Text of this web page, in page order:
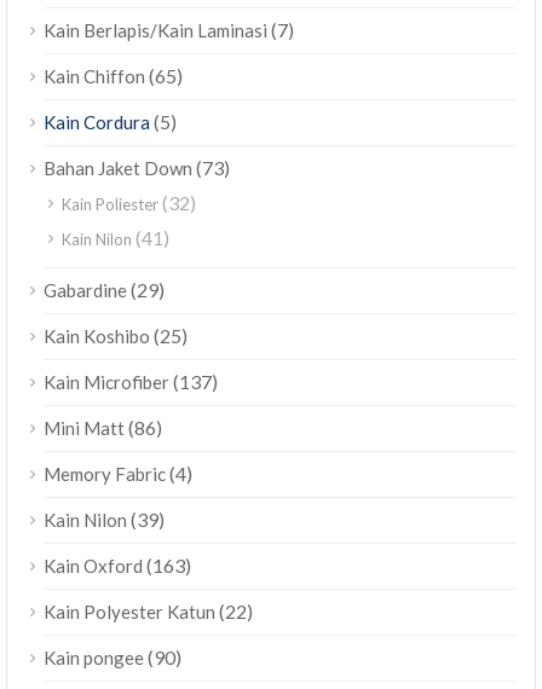
Kain Berlapis/Kain Laminasi (7)
Kain Chiffon (65)
Kain Cordura (5)
Bahan Jaket Down (73)
Kain Poliester(32)
Kain Nilon (41)
Gabardine(29)
Kain Koshibo (25)
Kain Microfiber(137)
Mini Matt(86)
Memory Fabric(4)
Kain Nilon (39)
Kain Oxford (163)
Kain Polyester Katun (22)
Kain pongee(90)